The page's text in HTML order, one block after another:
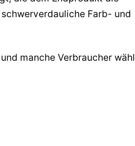
Farb- und
manche Verbraucher